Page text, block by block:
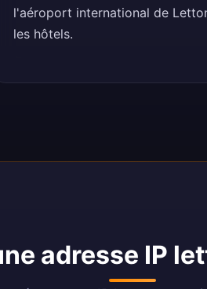
l'aéroport international de
les hôtels.
adresse IP